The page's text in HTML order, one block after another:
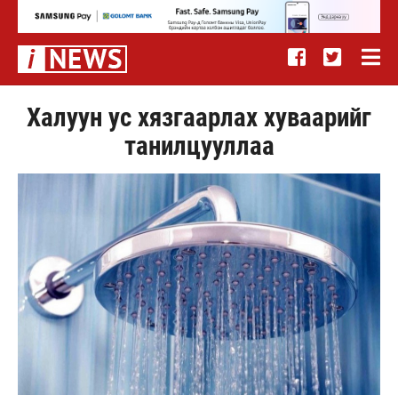
Халуун ус хязгаарлах хуваарийг
танилцууллаа